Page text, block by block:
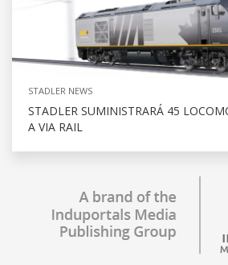
STADLER NEWS
STADLER SUMINISTRARÁ 45
A VIA RAIL